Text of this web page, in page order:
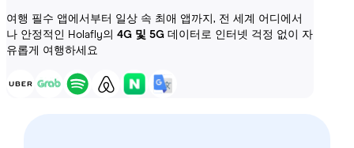
여행 필수 앱에서부터 일상 속 최애 앱까지, 전 세계 어디에서
나 안정적인 Holafly의 4G 및 5G 데이터로 인터넷 걱정 없이 자
유롭게 여행하세요